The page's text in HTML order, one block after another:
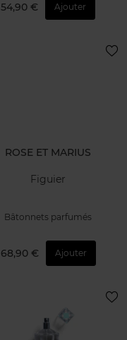
54,90 € Ajouter
ROSE ET MARIUS
Figuier
Bâtonnets parfumés
68,90 € Ajouter